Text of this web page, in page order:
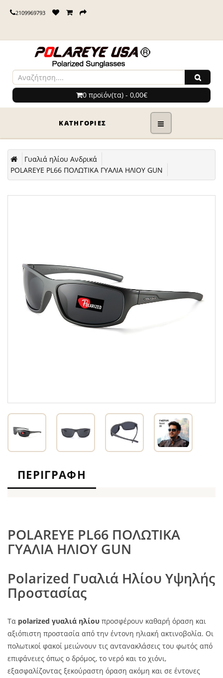
2109969793
0 προϊόν(τα) - 0,00€
ΚΑΤΗΓΟΡΊΕΣ
Γυαλιά ηλίου Ανδρικά
POLAREYE PL66 ΠΟΛΩΤΙΚΑ ΓΥΑΛΙΑ ΗΛΙΟΥ GUN
ΠΕΡΙΓΡΑΦΉ
POLAREYE PL66 ΠΟΛΩΤΙΚΑ
ΓΥΑΛΙΑ ΗΛΙΟΥ GUN
Polarized Γυαλιά Ηλίου Υψηλής
Προστασίας
Τα polarized γυαλιά ηλίου προσφέρουν καθαρή όραση και
αξιόπιστη προστασία από την έντονη ηλιακή ακτινοβολία. Οι
πολωτικοί φακοί μειώνουν τις αντανακλάσεις του φωτός από
επιφάνειες όπως ο δρόμος, το νερό και το χιόνι,
εξασφαλίζοντας ξεκούραστη όραση ακόμη και σε έντονες